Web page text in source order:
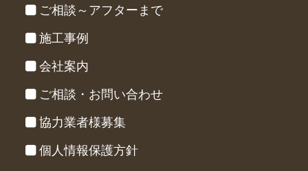
ご相談～アフターまで
施工事例
会社案内
ご相談・お問い合わせ
協力業者様募集
個人情報保護方針